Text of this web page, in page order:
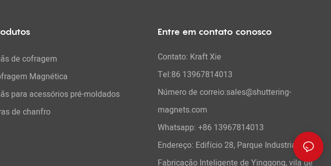
de cofragem
Magnética
para acessórios pré-moldados
de chanfro
Entre em contato conosco
Contato: Kraft Xie
Tel:86 13967814013
Número de correio:sales@shuttering-
magnets.com
Whatsapp: +86 13967814013
Endereço: Edifício 28, Parque Industrial de
Fabricação Inteligente de Yinggong, vila de